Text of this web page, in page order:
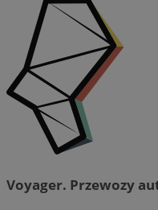
Voyager. Przewozy